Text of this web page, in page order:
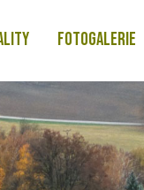
FOTOGALERIE